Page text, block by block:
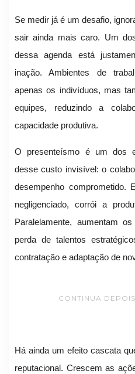
Se medir já é um desafio,
sair ainda mais caro. Um
dessa agenda está
inação. Ambientes de
apenas os indivíduos, mas
equipes, reduzindo a
capacidade produtiva.
O presenteísmo é um dos
desse custo invisível: o
desempenho comprometido.
negligenciado, corrói a
Paralelamente, aumentam
perda de talentos
contratação e adaptação de
CONTINUA
Há ainda um efeito cascata
reputacional. Crescem as